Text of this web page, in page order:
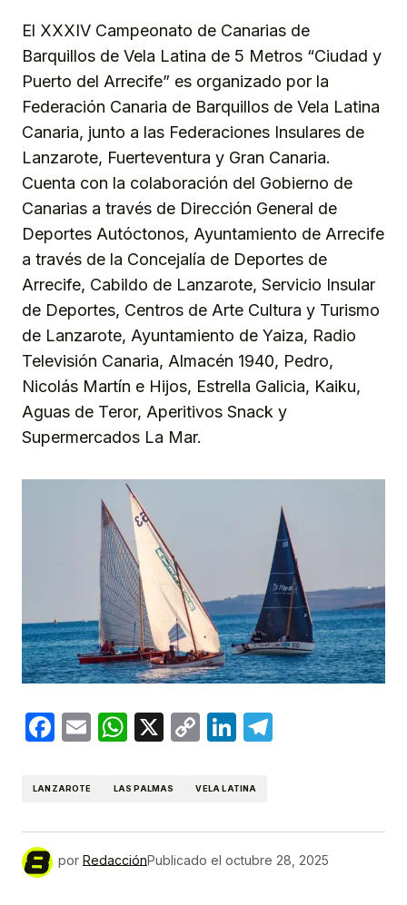
El XXXIV Campeonato de Canarias de
Barquillos de Vela Latina de 5 Metros “Ciudad y
Puerto del Arrecife” es organizado por la
Federación Canaria de Barquillos de Vela Latina
Canaria, junto a las Federaciones Insulares de
Lanzarote, Fuerteventura y Gran Canaria.
Cuenta con la colaboración del Gobierno de
Canarias a través de Dirección General de
Deportes Autóctonos, Ayuntamiento de Arrecife
a través de la Concejalía de Deportes de
Arrecife, Cabildo de Lanzarote, Servicio Insular
de Deportes, Centros de Arte Cultura y Turismo
de Lanzarote, Ayuntamiento de Yaiza, Radio
Televisión Canaria, Almacén 1940, Pedro,
Nicolás Martín e Hijos, Estrella Galicia, Kaiku,
Aguas de Teror, Aperitivos Snack y
Supermercados La Mar.
Facebook
EmailWhatsApp
X
CopyLinkedIn
LANZAROTE LAS PALMAS VELA LATINA
por RedacciónPublicado el octubre 28, 2025